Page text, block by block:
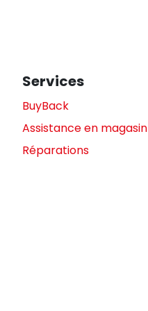
Services
BuyBack
Assistance en magasin
Réparations